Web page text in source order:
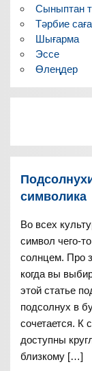
Сыныптан
Тәрбие
Шығарма
Эссе
Өлеңдер
символика
Во всех
символ чего-
солнцем. Про
когда вы
этой статье
подсолнух в
сочетается. К
доступны
близкому […]